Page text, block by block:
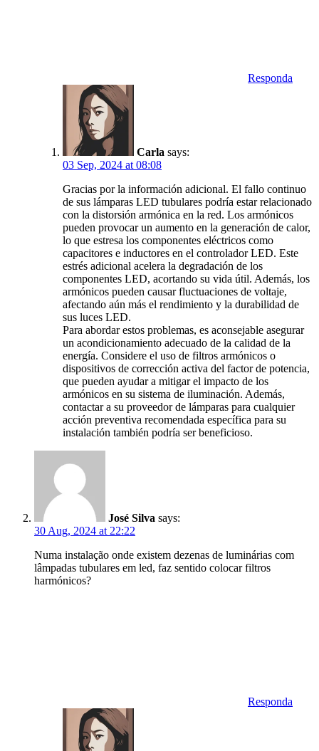
Responda
Carla says:
03 Sep, 2024 at 08:08
Gracias por la información adicional. El fallo continuo
de sus lámparas LED tubulares podría estar relacionado
con la distorsión armónica en la red. Los armónicos
pueden provocar un aumento en la generación de calor,
lo que estresa los componentes eléctricos como
capacitores e inductores en el controlador LED. Este
estrés adicional acelera la degradación de los
componentes LED, acortando su vida útil. Además, los
armónicos pueden causar fluctuaciones de voltaje,
afectando aún más el rendimiento y la durabilidad de
sus luces LED.
Para abordar estos problemas, es aconsejable asegurar
un acondicionamiento adecuado de la calidad de la
energía. Considere el uso de filtros armónicos o
dispositivos de corrección activa del factor de potencia,
que pueden ayudar a mitigar el impacto de los
armónicos en su sistema de iluminación. Además,
contactar a su proveedor de lámparas para cualquier
acción preventiva recomendada específica para su
instalación también podría ser beneficioso.
José Silva says:
30 Aug, 2024 at 22:22
Numa instalação onde existem dezenas de luminárias com
lâmpadas tubulares em led, faz sentido colocar filtros
harmónicos?
Responda